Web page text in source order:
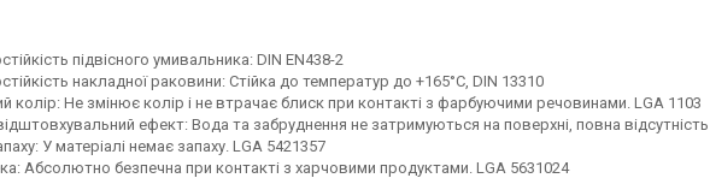
підвісного умивальника: DIN EN438-2
накладної раковини: Стійка до температур до +165°C, DIN 13310
колір: Не змінює колір і не втрачає блиск при контакті з фарбуючими речовинами. LGA 1103
ефект: Вода та забруднення не затримуються на поверхні, повна
У матеріалі немає запаху. LGA 5421357
Абсолютно безпечна при контакті з харчовими продуктами. LGA 5631024